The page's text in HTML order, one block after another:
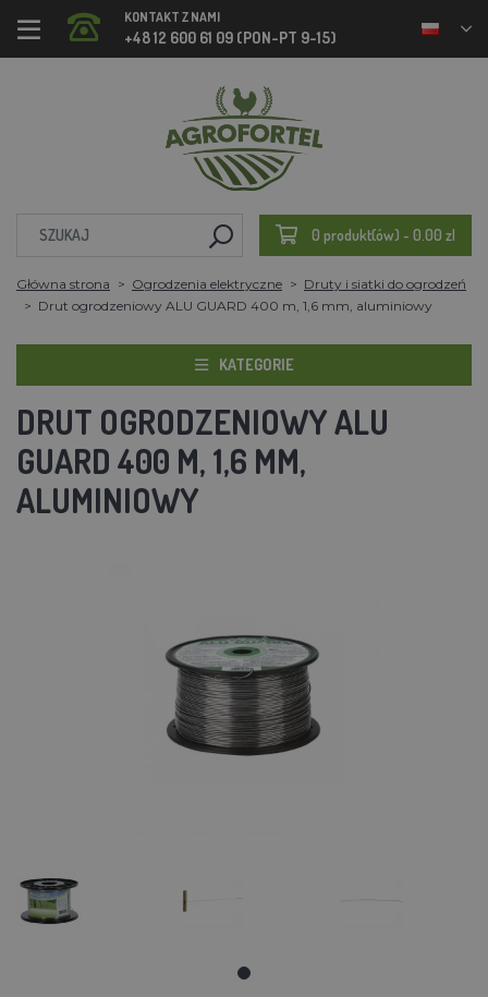
KONTAKT Z NAMI
+48 12 600 61 09 (PON-PT 9-15)
0 produkt(ów) - 0.00 zl
Główna strona Ogrodzenia elektryczne
Druty i siatki do ogrodzeń
Drut ogrodzeniowy ALU GUARD 400 m, 1,6 mm, aluminiowy
KATEGORIE
DRUT OGRODZENIOWY ALU
GUARD 400 M, 1,6 MM,
ALUMINIOWY